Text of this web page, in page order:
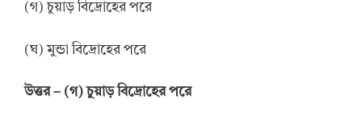
(গ) চুয়াড় বিদ্রোহের পরে
(ঘ) মুন্ডা বিদ্রোহের পরে
উত্তর– (গ) চুয়াড় বিদ্রোহের পরে